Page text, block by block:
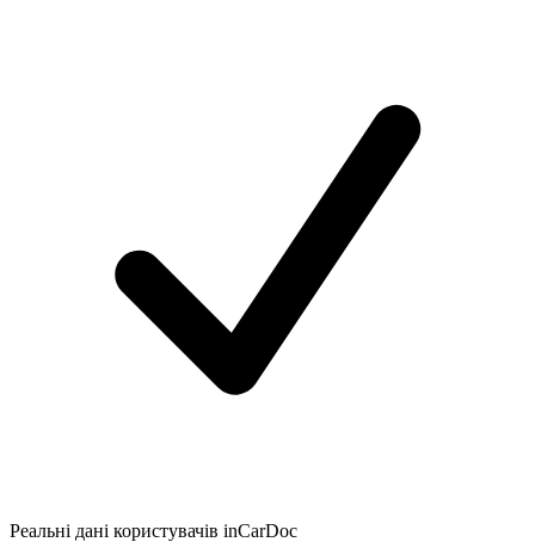
Реальні дані користувачів inCarDoc